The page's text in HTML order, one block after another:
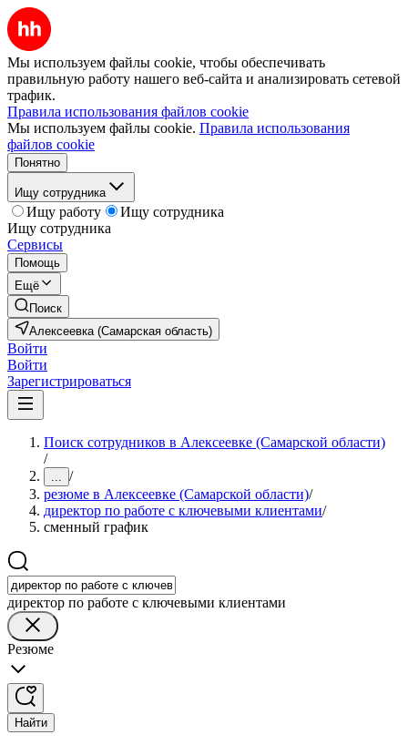
Мы используем файлы cookie, чтобы обеспечивать
правильную работу нашего веб-сайта и анализировать сетевой
трафик.
Правила использования файлов cookie
Мы используем файлы cookie. Правила использования
файлов cookie
Понятно
Ищу сотрудника
Ищу работу
Ищу сотрудника
Ищу сотрудника
Сервисы
Помощь
Ещё
Поиск
Алексеевка (Самарская область)
Войти
Войти
Зарегистрироваться
Поиск сотрудников в Алексеевке (Самарской области)
/
... /
резюме в Алексеевке (Самарской области)/
директор по работе с ключевыми клиентами/
сменный график
директор по работе с ключевыми клиентами
Резюме
Найти